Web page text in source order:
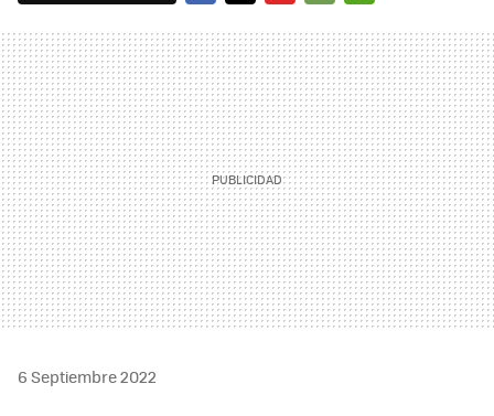
MAIL
6 Septiembre 2022